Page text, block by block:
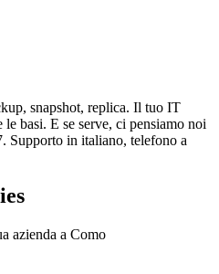
snapshot, replica. Il tuo IT
basi. E se serve, ci pensiamo noi
Supporto in italiano, telefono a
azienda a Como